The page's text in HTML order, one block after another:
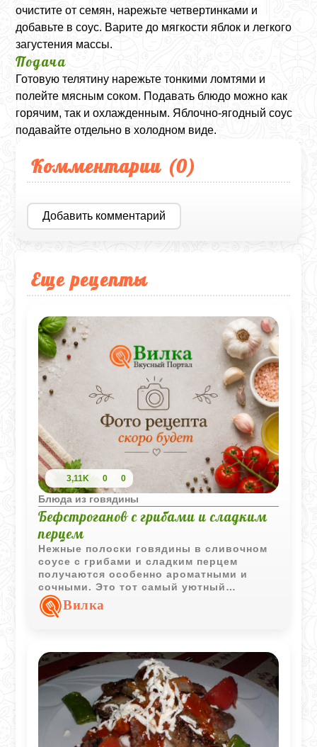
очистите от семян, нарежьте четвертинками и
добавьте в соус. Варите до мягкости яблок и легкого
загустения массы.
Подача
Готовую телятину нарежьте тонкими ломтями и
полейте мясным соком. Подавать блюдо можно как
горячим, так и охлажденным. Яблочно-ягодный соус
подавайте отдельно в холодном виде.
Комментарии (0)
Добавить комментарий
Еще рецепты
3,11K 0 0
Блюда из говядины
Бефстроганов с грибами и сладким
перцем
Нежные полоски говядины в сливочном
соусе с грибами и сладким перцем
получаются особенно ароматными и
сочными. Это тот самый уютный
домашний ужин, который готовится
быстро, но выглядит по-настоящему
Вилка